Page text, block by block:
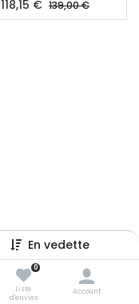
En vedette
0
Liste
d'envies
Account
118,15 € 139,00€